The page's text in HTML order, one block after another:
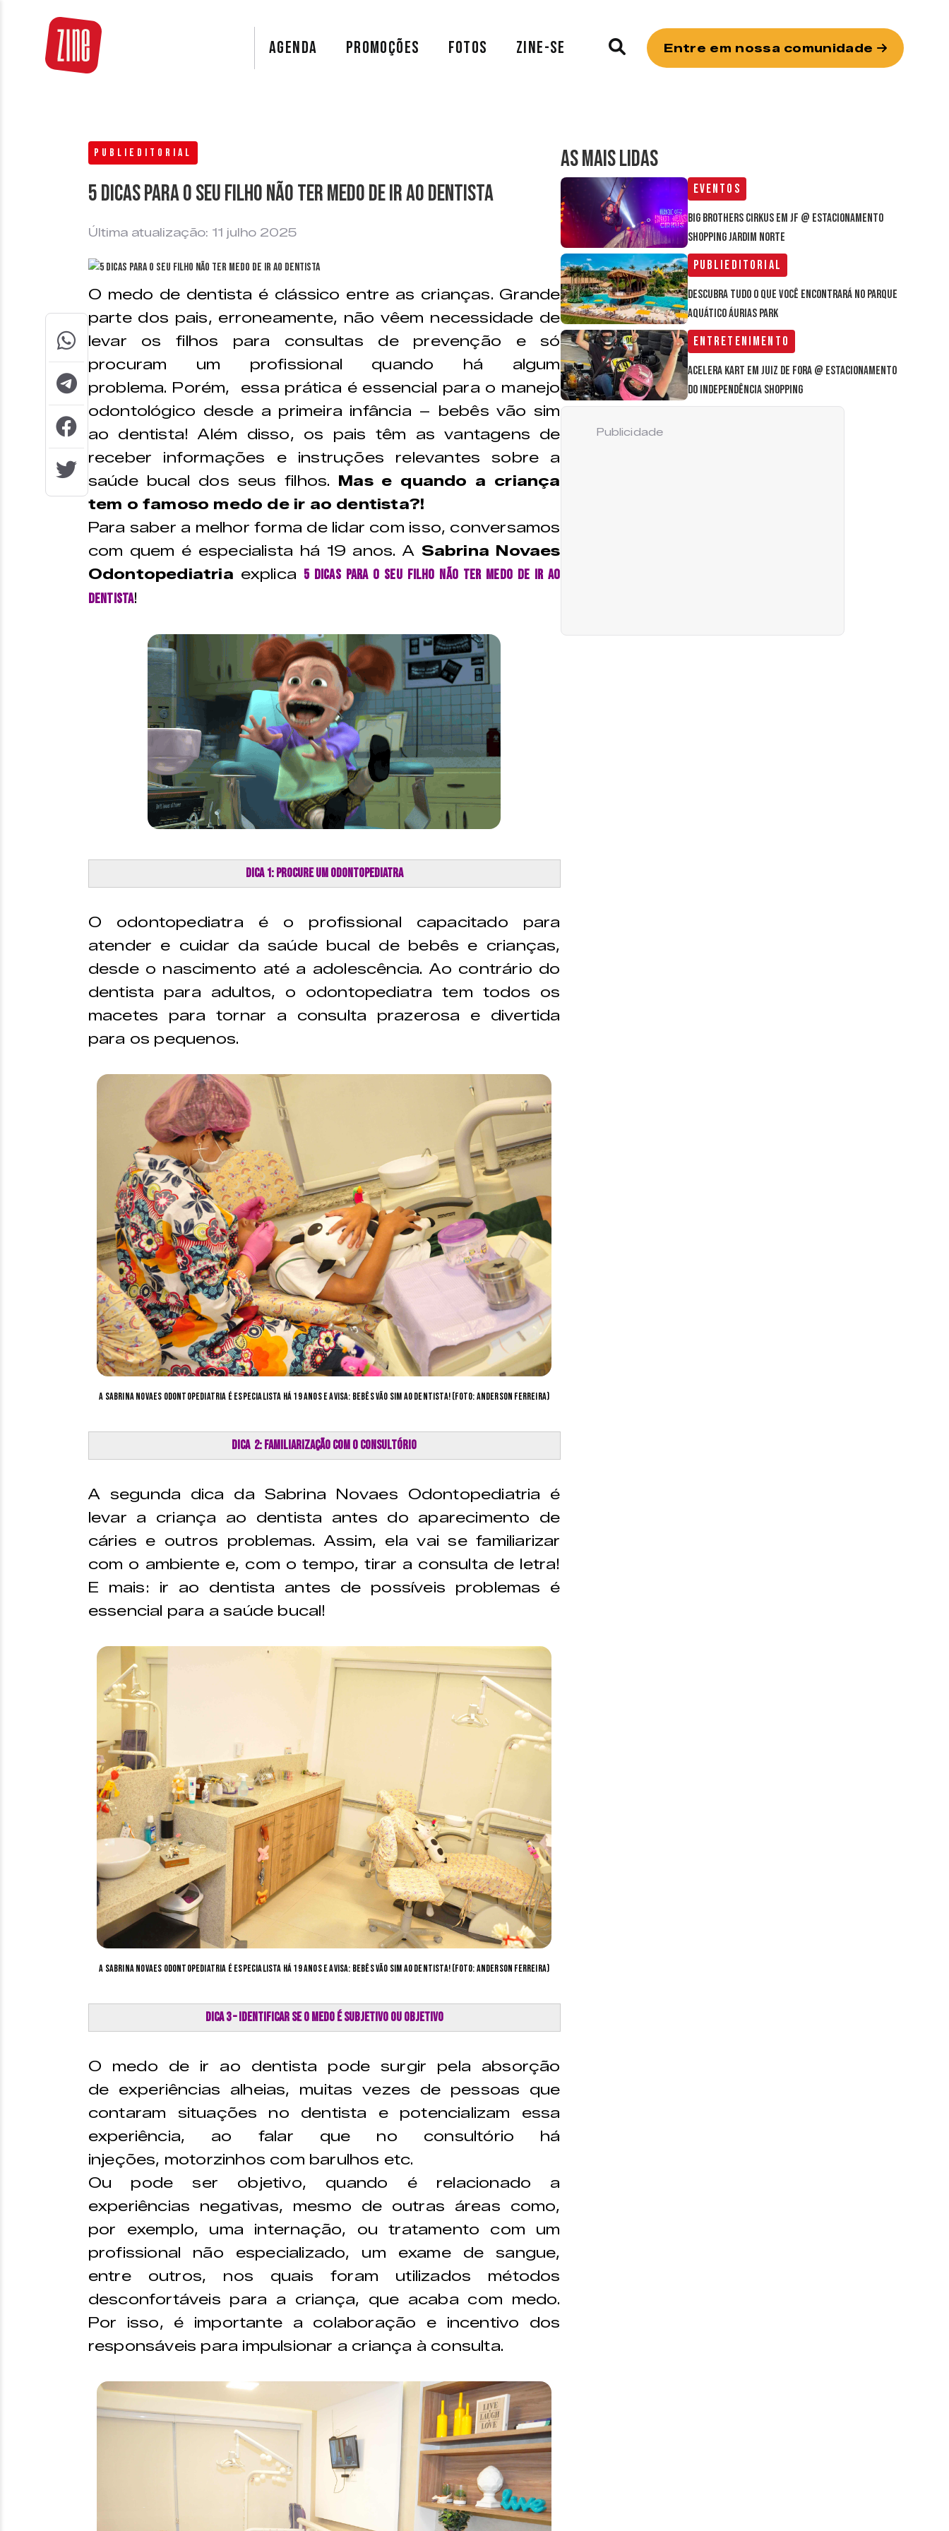
AGENDA PROMOÇÕES FOTOS ZINE-SE Entre em nossa comunidade
PUBLIEDITORIAL
5 dicas para o seu filho não ter medo de ir ao dentista
Última atualização: 11 julho 2025
O medo de dentista é clássico entre as crianças. Grande
parte dos pais, erroneamente, não vêem necessidade de
levar os filhos para consultas de prevenção e só
procuram um profissional quando há algum
problema. Porém, essa prática é essencial para o manejo
odontológico desde a primeira infância – bebês vão sim
ao dentista! Além disso, os pais têm as vantagens de
receber informações e instruções relevantes sobre a
saúde bucal dos seus filhos. Mas e quando a criança
tem o famoso medo de ir ao dentista?!
Para saber a melhor forma de lidar com isso, conversamos
com quem é especialista há 19 anos. A Sabrina Novaes
Odontopediatria explica 5 dicas para o seu filho não ter medo de ir ao
dentista!
Dica 1: Procure um odontopediatra
O odontopediatra é o profissional capacitado para
atender e cuidar da saúde bucal de bebês e crianças,
desde o nascimento até a adolescência. Ao contrário do
dentista para adultos, o odontopediatra tem todos os
macetes para tornar a consulta prazerosa e divertida
para os pequenos.
A Sabrina Novaes Odontopediatria é especialista há 19 anos e avisa: bebês vão sim ao dentista! (Foto: Anderson Ferreira)
Dica 2: Familiarização com o consultório
A segunda dica da Sabrina Novaes Odontopediatria é
levar a criança ao dentista antes do aparecimento de
cáries e outros problemas. Assim, ela vai se familiarizar
com o ambiente e, com o tempo, tirar a consulta de letra!
E mais: ir ao dentista antes de possíveis problemas é
essencial para a saúde bucal!
A Sabrina Novaes Odontopediatria é especialista há 19 anos e avisa: bebês vão sim ao dentista! (Foto: Anderson Ferreira)
Dica 3 – Identificar se o medo é subjetivo ou objetivo
O medo de ir ao dentista pode surgir pela absorção
de experiências alheias, muitas vezes de pessoas que
contaram situações no dentista e potencializam essa
experiência, ao falar que no consultório há
injeções, motorzinhos com barulhos etc.
Ou pode ser objetivo, quando é relacionado a
experiências negativas, mesmo de outras áreas como,
por exemplo, uma internação, ou tratamento com um
profissional não especializado, um exame de sangue,
entre outros, nos quais foram utilizados métodos
desconfortáveis para a criança, que acaba com medo.
Por isso, é importante a colaboração e incentivo dos
responsáveis para impulsionar a criança à consulta.
AS MAIS LIDAS
Eventos
Big Brothers Cirkus em JF @ estacionamento
Shopping Jardim Norte
Publieditorial
Descubra tudo o que você encontrará no parque
aquático Áurias Park
Entretenimento
Acelera Kart em Juiz de Fora @ estacionamento
do Independência Shopping
Publicidade